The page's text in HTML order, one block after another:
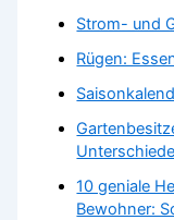
Strom- und
Rügen:
10 geniale
Bewohner: